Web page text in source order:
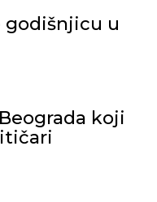
godišnjicu u
koji